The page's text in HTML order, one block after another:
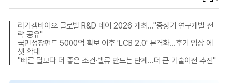
리가켐바이오 글로벌 R&D 데이 2026 개최…"중장기 연구개발 전
략 공유"
국민성장펀드 5000억 확보 이후 'LCB 2.0' 본격화…후기 임상 에
셋 확대
"빠른 딜보다 더 좋은 조건·밸류 만드는 단계…더 큰 기술이전 추진"